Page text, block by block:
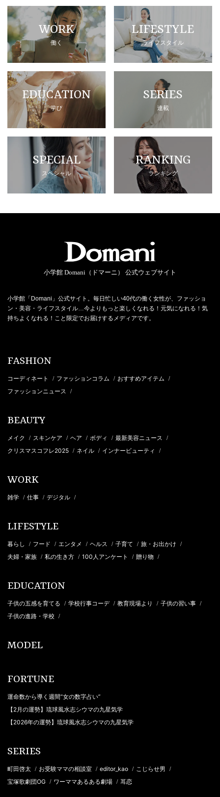
WORK
働く
LIFESTYLE
ライフスタイル
EDUCATION
学び
SERIES
連載
SPECIAL
スペシャル
RANKING
ランキング
小学館 Domani（ドマーニ） 公式ウェブサイト
小学館「Domani」公式サイト。毎日忙しい40代の働く女性が、ファッショ
ン・美容・ライフスタイル…今よりもっと楽しくなれる！元気になれる！気
持ちよくなれる！こと限定でお届けするメディアです。
FASHION
コーディネート / ファッションコラム / おすすめアイテム /
ファッションニュース /
BEAUTY
メイク / スキンケア / ヘア / ボディ / 最新美容ニュース /
クリスマスコフレ2025 / ネイル / インナービューティ /
WORK
雑学 / 仕事 / デジタル /
LIFESTYLE
暮らし / フード / エンタメ / ヘルス / 子育て / 旅・お出かけ /
夫婦・家族 / 私の生き方 / 100人アンケート / 贈り物 /
EDUCATION
子供の五感を育てる / 学校行事コーデ / 教育現場より / 子供の習い事 /
子供の進路・学校 /
MODEL
FORTUNE
運命数から導く週間“女の数字占い”
【2月の運勢】琉球風水志シウマの九星気学
【2026年の運勢】琉球風水志シウマの九星気学
SERIES
町田啓太 / お受験ママの相談室 / editor_kao / こじらせ男 /
宝塚歌劇団OG / ワーママあるある劇場 / 耳恋